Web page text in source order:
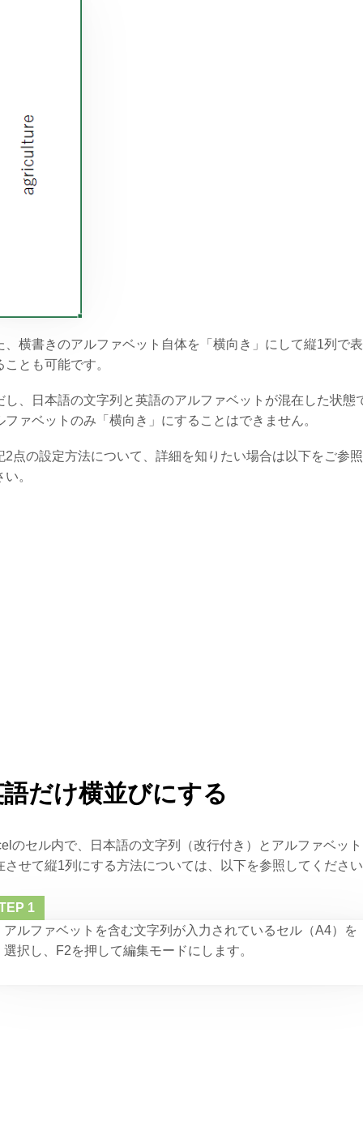
、横書きのアルファベット自体を「横向き」にして縦1列で
ことも可能です。
し、日本語の文字列と英語のアルファベットが混在した状態
ファベットのみ「横向き」にすることはできません。
2点の設定方法について、詳細を知りたい場合は以下をご参
い。
だけ横並びにする
のセル内で、日本語の文字列（改行付き）とアルファベッ
させて縦1列にする方法については、以下を参照してくださ
アルファベットを含む文字列が入力されているセル（A4）を
選択し、F2を押して編集モードにします。